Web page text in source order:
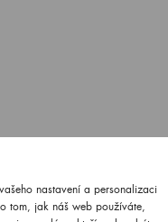
nastavení a personalizaci
tom, jak náš web používáte,